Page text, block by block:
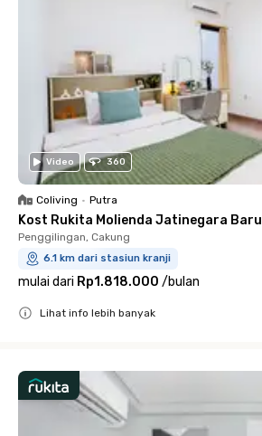
Video 360
Coliving • Putra
Kost Rukita Molienda Jatinegara Baru
Penggilingan, Cakung
6.1 km dari stasiun kranji
mulai dari Rp1.818.000 /bulan
Lihat info lebih banyak